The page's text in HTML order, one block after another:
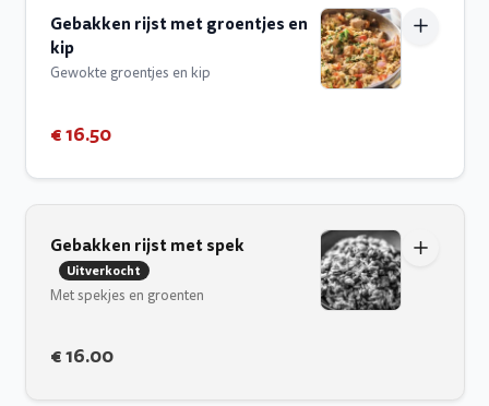
Gebakken rijst met groentjes en
kip
Gewokte groentjes en kip
€ 16.50
Gebakken rijst met spek
Uitverkocht
Met spekjes en groenten
€ 16.00